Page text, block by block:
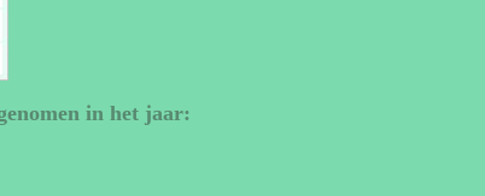
in het jaar: